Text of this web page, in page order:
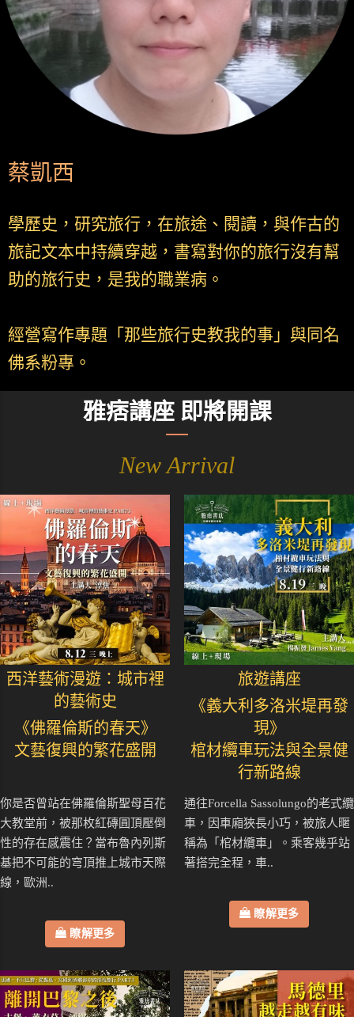
蔡凱西
學歷史，研究旅行，在旅途、閱讀，與作古的
旅記文本中持續穿越，書寫對你的旅行沒有幫
助的旅行史，是我的職業病。
經營寫作專題「那些旅行史教我的事」與同名
佛系粉專。
雅痞講座 即將開課
New Arrival
西洋藝術漫遊：城市裡
的藝術史
《佛羅倫斯的春天》
文藝復興的繁花盛開
你是否曾站在佛羅倫斯聖母百花
大教堂前，被那枚紅磚圓頂壓倒
性的存在感震住？當布魯內列斯
基把不可能的穹頂推上城市天際
線，歐洲..
瞭解更多
旅遊講座
《義大利多洛米堤再發
現》
棺材纜車玩法與全景健
行新路線
通往Forcella Sassolungo的老式纜
車，因車廂狹長小巧，被旅人暱
稱為「棺材纜車」。乘客幾乎站
著搭完全程，車..
瞭解更多